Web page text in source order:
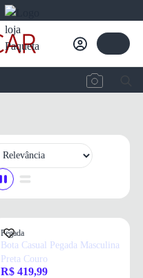
Pegada
Bota Casual Pegada Masculina
Preta Couro
R$ 419,99